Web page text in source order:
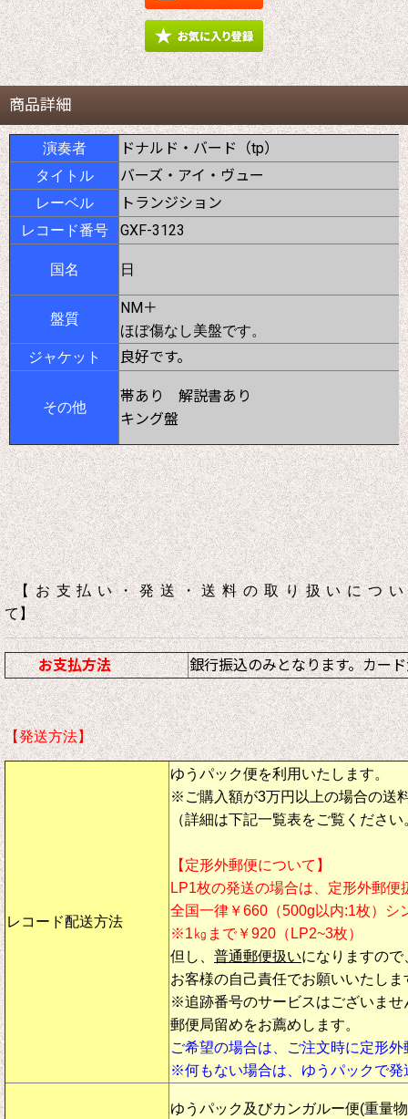
商品詳細
演奏者 ドナルド・バード（tp）
タイトル バーズ・アイ・ヴュー
レーベル トランジション
レコード番号 GXF-3123
国名 日
盤質
NM＋
ほぼ傷なし美盤です。
ジャケット
良好です。
その他
帯あり 解説書あり
キング盤
【お支払い・発送・送料の取り扱いについ
て】
お支払方法 銀行振込のみとなります。カー
【発送方法】
レコード配送方法
ゆうパック便を利用いたします。
※ご購入額が3万円以上の場合の送
（詳細は下記一覧表をご覧ください
【定形外郵便について】
LP1枚の発送の場合は、定形外郵便
全国一律￥660（500g以内:1枚）シ
※1㎏まで￥920（LP2~3枚）
但し、 普通郵便扱いになりますの
お客様の自己責任でお願いいたしま
※追跡番号のサービスはございませ
郵便局留めをお薦めします。
ご希望の場合は、ご注文時に定形
※何もない場合は、ゆうパックで発
ゆうパック及びカンガルー便(重量